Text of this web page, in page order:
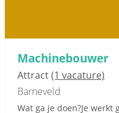
Machinebouwer
Attract(1 vacature)
Barneveld
Wat ga je doen?Je